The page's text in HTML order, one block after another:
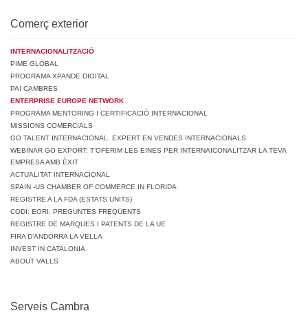
Comerç exterior
INTERNACIONALITZACIÓ
PIME GLOBAL
PROGRAMA XPANDE DIGITAL
PAI CAMBRES
ENTERPRISE EUROPE NETWORK
PROGRAMA MENTORING I CERTIFICACIÓ INTERNACIONAL
MISSIONS COMERCIALS
GO TALENT INTERNACIONAL. EXPERT EN VENDES INTERNACIONALS
WEBINAR GO EXPORT: T’OFERIM LES EINES PER INTERNAICONALITZAR LA TEVA
EMPRESA AMB ÈXIT
ACTUALITAT INTERNACIONAL
SPAIN -US CHAMBER OF COMMERCE IN FLORIDA
REGISTRE A LA FDA (ESTATS UNITS)
CODI: EORI. PREGUNTES FREQÜENTS
REGISTRE DE MARQUES I PATENTS DE LA UE
FIRA D’ANDORRA LA VELLA
INVEST IN CATALONIA
ABOUT VALLS
Serveis Cambra